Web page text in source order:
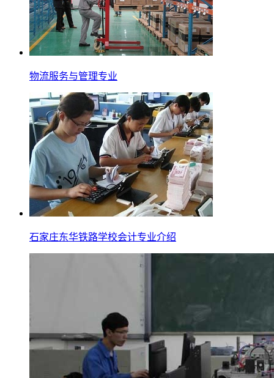
物流服务与管理专业
石家庄东华铁路学校会计专业介绍